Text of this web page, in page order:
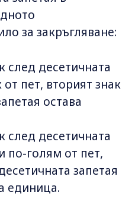
за закръгляване:
след десетичната
пет, вторият знак
остава
след десетичната
по-голям от пет,
запетая
единица.